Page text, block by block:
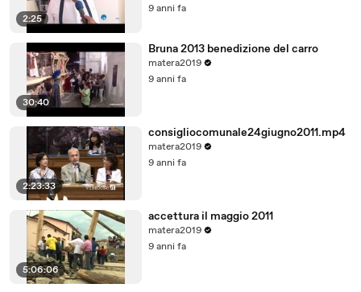
2:25
9 anni fa
30:40
Bruna 2013 benedizione del carro
matera2019
9 anni fa
2:23:33
consigliocomunale24giugno2011.mp4
matera2019
9 anni fa
5:06:06
accettura il maggio 2011
matera2019
9 anni fa